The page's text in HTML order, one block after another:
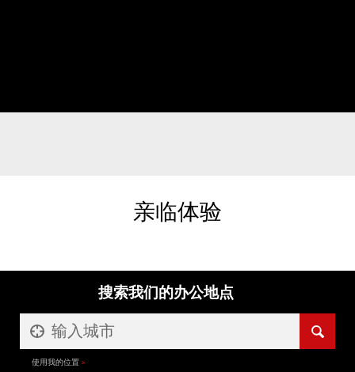
亲临体验
搜索我们的办公地点
使用我的位置